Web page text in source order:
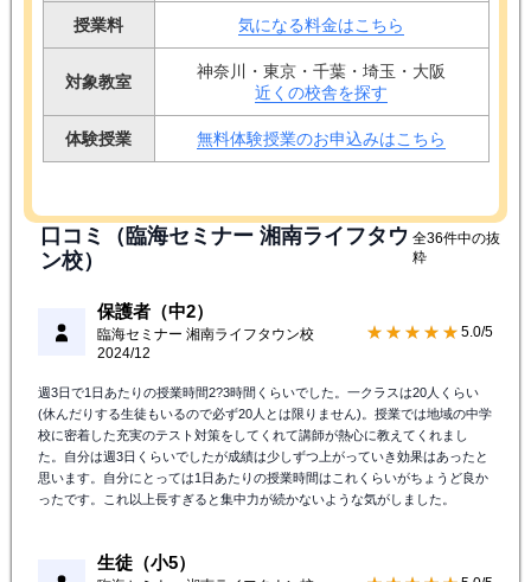
授業料 気になる料金はこちら
対象教室
神奈川・東京・千葉・埼玉・大阪
近くの校舎を探す
体験授業 無料体験授業のお申込みはこちら
口コミ（臨海セミナー 湘南ライフタウ
ン校）
全36件中の抜
粋
保護者（中2）
臨海セミナー 湘南ライフタウン校
2024/12
★★★★★ 5.0/5
週3日で1日あたりの授業時間2?3時間くらいでした。一クラスは20人くらい
(休んだりする生徒もいるので必ず20人とは限りません)。授業では地域の中学
校に密着した充実のテスト対策をしてくれて講師が熱心に教えてくれまし
た。自分は週3日くらいでしたが成績は少しずつ上がっていき効果はあったと
思います。自分にとっては1日あたりの授業時間はこれくらいがちょうど良か
ったです。これ以上長すぎると集中力が続かないような気がしました。
生徒（小5）